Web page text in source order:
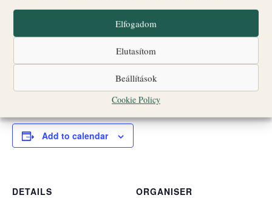
Elfogadom
Elutasítom
Beállítások
Cookie Policy
Nagyobb létszámú vagy idegen nyelvű csoportok
számára a részvétel előzetes bejelentkezéshez kötött;
jelentkezni az alábbi elérhetőségek egyikén lehet.
☎+36 20 560 2010
turizmus@veszpremiersekseg.hu
Add to calendar
DETAILS
ORGANISER